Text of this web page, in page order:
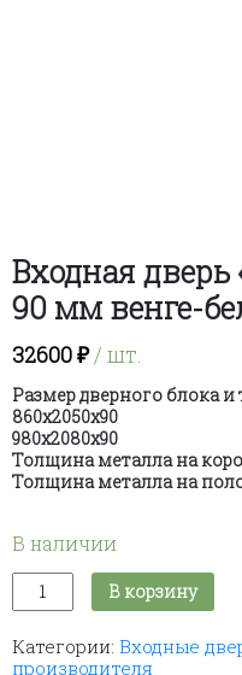
Входная
90 мм венге-
32600₽/ шт.
Размер дверного блока
980х2080х90
Толщина металла на
Толщина металла на
В наличии
Количество
товара
дверь
"Кондор
В корзину
Категории: Входные
производителя